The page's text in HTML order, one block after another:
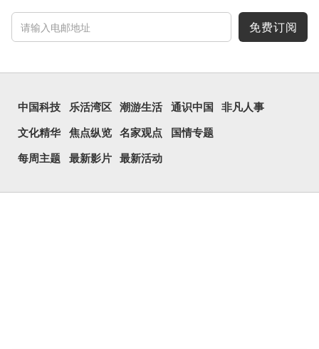
免费订阅
中国科技 乐活湾区 潮游生活 通识中国 非凡人事
文化精华 焦点纵览 名家观点 国情专题
每周主题 最新影片 最新活动